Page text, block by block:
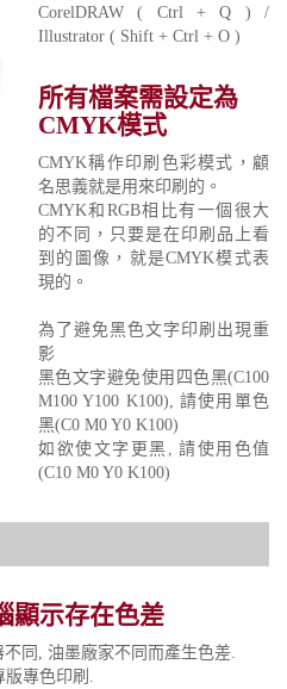
CorelDRAW ( Ctrl + Q ) /
Illustrator ( Shift + Ctrl + O )
所有檔案需設定為
CMYK模式
CMYK稱作印刷色彩模式，顧
名思義就是用來印刷的。
CMYK和RGB相比有一個很大
的不同，只要是在印刷品上看
到的圖像，就是CMYK模式表
現的。
為了避免黑色文字印刷出現重
影
黑色文字避免使用四色黑(C100
M100 Y100 K100), 請使用單色
黑(C0 M0 Y0 K100)
如欲使文字更黑, 請使用色值
(C10 M0 Y0 K100)
顯示存在色差
同, 油墨廠家不同而產生色差.
版專色印刷.